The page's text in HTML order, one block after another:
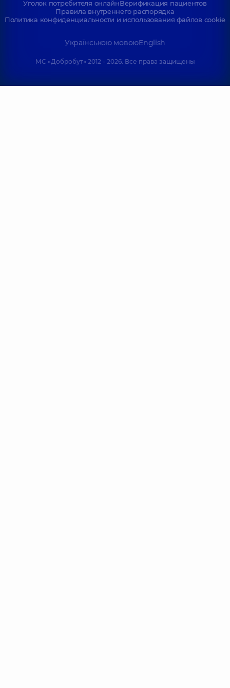
Уголок потребителя онлайнВерификация пациентов
Правила внутреннего распорядка
Политика конфиденциальности и использования файлов cookie
Українською мовоюEnglish
МС «Добробут» 2012 - 2026. Все права защищены